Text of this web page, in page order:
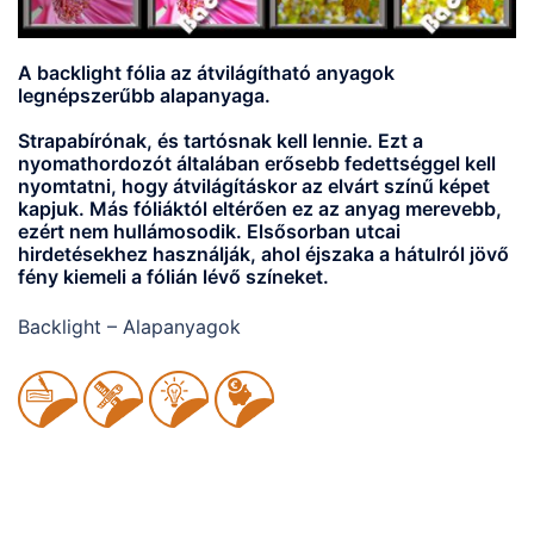
A backlight fólia az átvilágítható anyagok
legnépszerűbb alapanyaga.
Strapabírónak, és tartósnak kell lennie. Ezt a
nyomathordozót általában erősebb fedettséggel kell
nyomtatni, hogy átvilágításkor az elvárt színű képet
kapjuk. Más fóliáktól eltérően ez az anyag merevebb,
ezért nem hullámosodik. Elsősorban utcai
hirdetésekhez használják, ahol éjszaka a hátulról jövő
fény kiemeli a fólián lévő színeket.
Backlight – Alapanyagok